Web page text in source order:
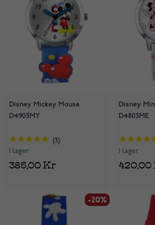
Disney Mickey Mouse
D4903MY
3
I lager
385,00 Kr
Disney
D4803ME
I lager
-20%
-20%